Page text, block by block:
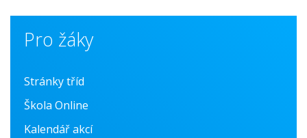
Pro žáky
Stránky tříd
Škola Online
Kalendář akcí